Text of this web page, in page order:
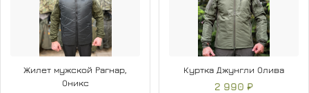
Жилет мужской Рагнар,
Оникс
Куртка Джунгли Олива
2 990 ₽